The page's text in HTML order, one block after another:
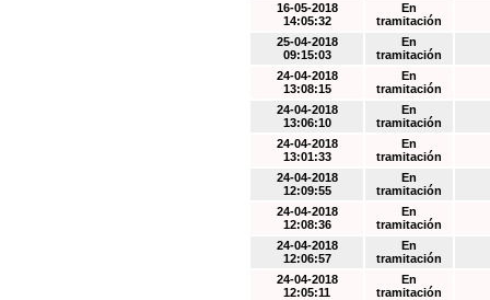
16-05-2018
14:05:32
En
tramitación
25-04-2018
09:15:03
En
tramitación
24-04-2018
13:08:15
En
tramitación
24-04-2018
13:06:10
En
tramitación
24-04-2018
13:01:33
En
tramitación
24-04-2018
12:09:55
En
tramitación
24-04-2018
12:08:36
En
tramitación
24-04-2018
12:06:57
En
tramitación
24-04-2018
12:05:11
En
tramitación